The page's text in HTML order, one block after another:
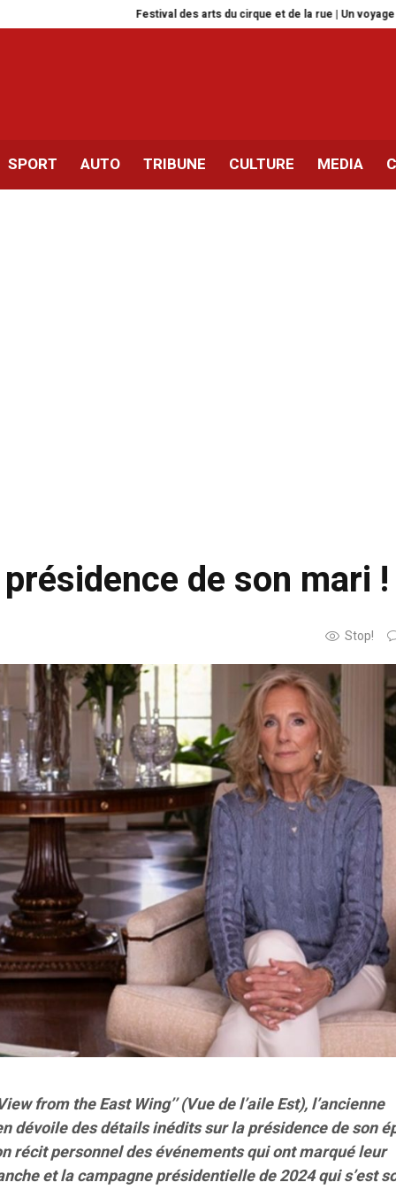
Festival des arts du cirque et de la rue | Un voyage artistique du
SPORT AUTO TRIBUNE CULTURE MEDIA
de son mari !
Stop!
from the East Wing’’ (Vue de l’aile Est), l’ancienne
dévoile des détails inédits sur la présidence de son
récit personnel des événements qui ont marqué leur
et la campagne présidentielle de 2024 qui s’est